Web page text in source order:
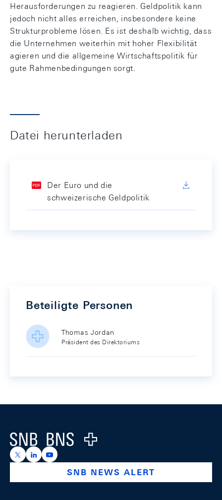
Herausforderungen zu reagieren. Geldpolitik kann
jedoch nicht alles erreichen, insbesondere keine
Strukturprobleme lösen. Es ist deshalb wichtig, dass
die Unternehmen weiterhin mit hoher Flexibilität
agieren und die allgemeine Wirtschaftspolitik für
gute Rahmenbedingungen sorgt.
Datei herunterladen
Der Euro und die
schweizerische Geldpolitik
Beteiligte Personen
Thomas Jordan
Präsident des Direktoriums
Logo
https://x.com/snb_bns
https://ch.linkedin.com/company/swiss-national-
https://www.youtube.com/@swissnationalbank
SNB NEWS ALERT